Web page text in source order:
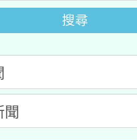
象擴大為「滿6
止
材2份，請協助
強宣導
搜尋